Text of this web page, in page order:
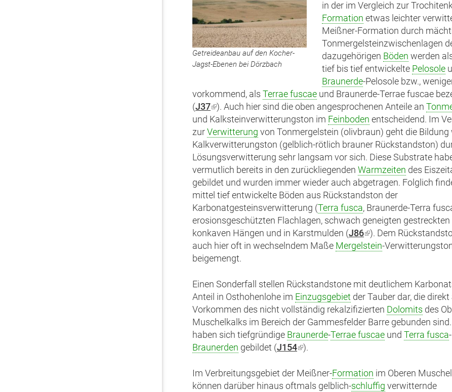
Getreideanbau auf den Kocher-
Jagst-Ebenen bei Dörzbach
in der im Vergleich zur
Formation etwas leichter
Meißner-Formation durch
Tonmergelsteinzwischenlagen
dazugehörigen Böden werden
tief bis tief entwickelte Pelosole
Braunerde-Pelosole bzw.,
vorkommend, als Terrae fuscae und Braunerde-Terrae fuscae
(J37(Link
ist
extern)
). Auch hier sind die oben angesprochenen Anteile an
und Kalksteinverwitterungston im Feinboden entscheidend. Im
zur Verwitterung von Tonmergelstein (olivbraun) geht die Bildung
Kalkverwitterungston (gelblich-rötlich brauner Rückstandston)
Lösungsverwitterung sehr langsam vor sich. Diese Substrate
vermutlich bereits in den zurückliegenden Warmzeiten des
gebildet und wurden immer wieder auch abgetragen. Folglich
mittel tief entwickelte Böden aus Rückstandston der
Karbonatgesteinsverwitterung (Terra fusca, Braunerde-Terra
erosionsgeschützten Flachlagen, schwach geneigten gestreckten
konkaven Hängen und in Karstmulden (J86(Link
ist
). Dem
auch hier oft in wechselndem Maße Mergelstein-
beigemengt.
Einen Sonderfall stellen Rückstandstone mit deutlichem
Anteil in Osthohenlohe im Einzugsgebiet der Tauber dar, die direkt
Vorkommen des nicht vollständig rekalzifizierten Dolomits des
Muschelkalks im Bereich der Gammesfelder Barre gebunden
haben sich tiefgründige Braunerde-Terrae fuscae und Terra fusca-
Braunerden gebildet (J154(Link
extern)
).
Im Verbreitungsgebiet der Meißner-Formation im Oberen
können darüber hinaus oftmals gelblich-schluffig verwitternde